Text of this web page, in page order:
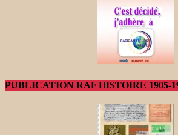
PUBLICATION RAF HISTOIRE 1905-